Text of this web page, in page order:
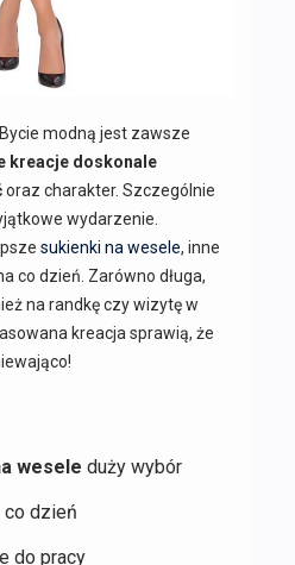
modną jest zawsze
kreacje doskonale
oraz charakter. Szczególnie
wydarzenie.
sukienki na wesele, inne
co dzień. Zarówno długa,
na randkę czy wizytę w
kreacja sprawią, że
wesele duży wybór
co dzień
do pracy